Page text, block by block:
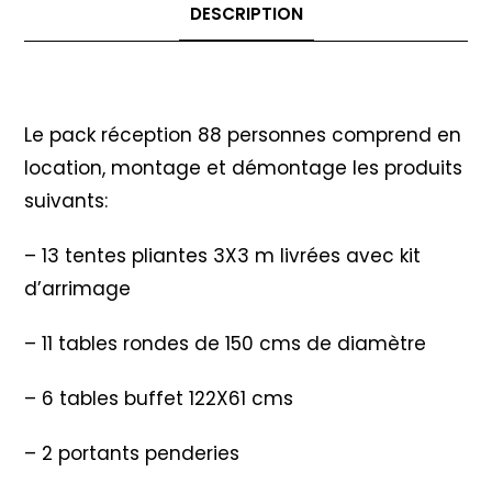
DESCRIPTION
Le pack réception 88 personnes comprend en
location, montage et démontage les produits
suivants:
– 13 tentes pliantes 3X3 m livrées avec kit
d’arrimage
– 11 tables rondes de 150 cms de diamètre
– 6 tables buffet 122X61 cms
– 2 portants penderies